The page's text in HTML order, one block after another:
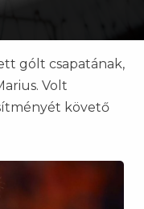
gólt csapatának,
Volt
követő